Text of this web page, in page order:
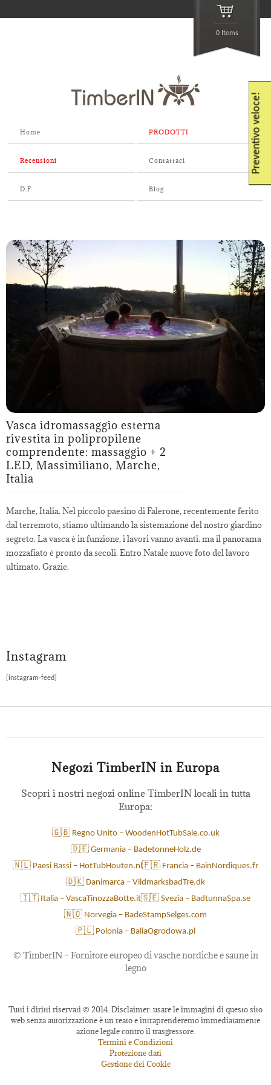
0 Items
Home PRODOTTI
Recensioni Contattaci
D.F. Blog
Vasca idromassaggio esterna
rivestita in polipropilene
comprendente: massaggio + 2
LED, Massimiliano, Marche,
Italia
Marche, Italia. Nel piccolo paesino di Falerone, recentemente ferito
dal terremoto, stiamo ultimando la sistemazione del nostro giardino
segreto. La vasca è in funzione, i lavori vanno avanti. ma il panorama
mozzafiato è pronto da secoli. Entro Natale nuove foto del lavoro
ultimato. Grazie.
Instagram
[instagram-feed]
Negozi TimberIN in Europa
Scopri i nostri negozi online TimberIN locali in tutta
Europa:
🇬🇧 Regno Unito – WoodenHotTubSale.co.uk
🇩🇪 Germania – BadetonneHolz.de
🇳🇱 Paesi Bassi – HotTubHouten.nl🇫🇷 Francia – BainNordiques.fr
🇩🇰 Danimarca – VildmarksbadTre.dk
🇮🇹 Italia – VascaTinozzaBotte.it🇸🇪 Svezia – BadtunnaSpa.se
🇳🇴 Norvegia – BadeStampSelges.com
🇵🇱 Polonia – BaliaOgrodowa.pl
© TimberIN – Fornitore europeo di vasche nordiche e saune in
legno
Tutti i diritti riservati © 2014. Disclaimer: usare le immagini di questo sito
web senza autorizzazione è un reato e intraprenderemo immediatamente
azione legale contro il trasgressore.
Termini e Condizioni
Protezione dati
Gestione dei Cookie
Preventivo veloce!